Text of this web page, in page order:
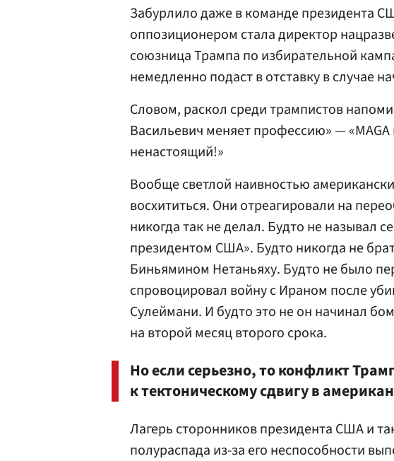
Забурлило даже в команде президента
оппозиционером стала директор
союзница Трампа по избирательной
немедленно подаст в отставку в случае
Словом, раскол среди трампистов
Васильевич меняет профессию» —
ненастоящий!»
Вообще светлой наивностью
восхититься. Они отреагировали на
никогда так не делал. Будто не называл
президентом США». Будто никогда не
Биньямином Нетаньяху. Будто не было
спровоцировал войну с Ираном после
Сулеймани. И будто это не он начинал
на второй месяц второго срока.
Но если серьезно, то конфликт
к тектоническому сдвигу в
Лагерь сторонников президента США и
полураспада из-за его неспособности